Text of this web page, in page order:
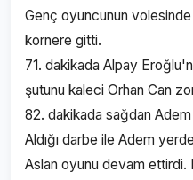
Genç oyuncunun
kornere gitti.
71. dakikada Alpay
şutunu kaleci Orhan Can
82. dakikada sağdan
Aldığı darbe ile Adem
Aslan oyunu devam